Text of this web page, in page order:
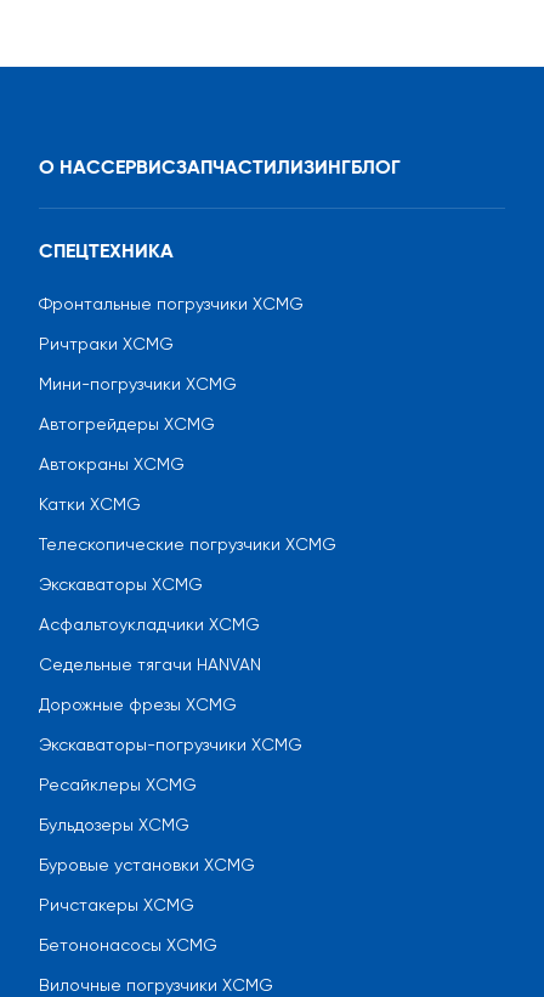
О НАССЕРВИСЗАПЧАСТИЛИЗИНГБЛОГ
СПЕЦТЕХНИКА
Фронтальные погрузчики XCMG
Ричтраки XCMG
Мини-погрузчики XCMG
Автогрейдеры XCMG
Автокраны XCMG
Катки XCMG
Телескопические погрузчики XCMG
Экскаваторы XCMG
Асфальтоукладчики XCMG
Седельные тягачи HANVAN
Дорожные фрезы XCMG
Экскаваторы-погрузчики XCMG
Ресайклеры XCMG
Бульдозеры XCMG
Буровые установки XCMG
Ричстакеры XCMG
Бетононасосы XCMG
Вилочные погрузчики XCMG